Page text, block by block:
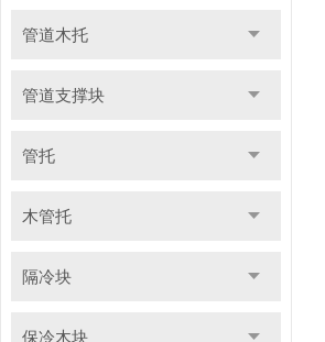
管道木托
管道支撑块
管托
木管托
隔冷块
保冷木块